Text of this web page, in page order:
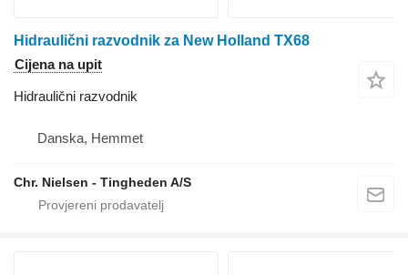
Hidraulični razvodnik za New Holland TX68
Cijena na upit
Hidraulični razvodnik
Danska, Hemmet
Chr. Nielsen - Tingheden A/S